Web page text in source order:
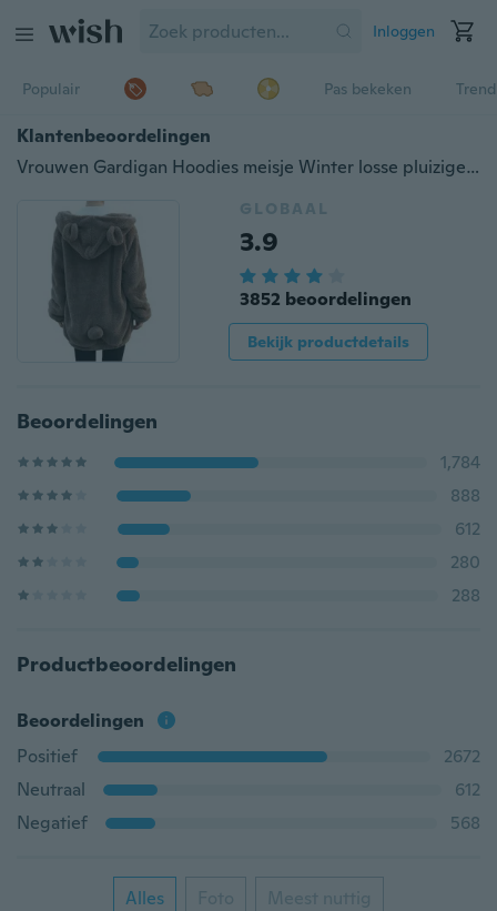
Inloggen
Populair Pas bekeken
Klantenbeoordelingen
Vrouwen Gardigan Hoodies meisje Winter losse pluizige Bear Hoodie met oor
GLOBAAL
3.9
3852 beoordelingen
Bekijk productdetails
Beoordelingen
1,784
888
612
280
288
Productbeoordelingen
Beoordelingen
Positief
2672
Neutraal
612
Negatief
568
Alles Foto Meest nuttig